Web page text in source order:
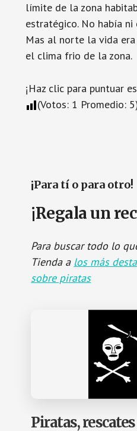
límite de la zona
estratégico. No había
Mas al norte la vida
el clima frio de la zona.
¡Haz clic para puntuar
(Votos: 1 Promedio: 5
¡Para tí o para otro!
¡Regala un
Para buscar todo lo
Tienda a los más
sobre piratas
Piratas,